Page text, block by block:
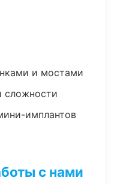
и мостами
сложности
имплантов
с нами